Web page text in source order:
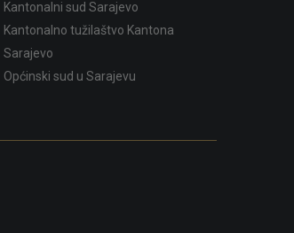
Kantonalni sud Sarajevo
Kantonalno tužilaštvo Kantona
Sarajevo
Općinski sud u Sarajevu